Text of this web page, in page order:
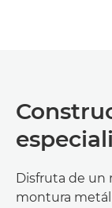
Disfruta de un
montura